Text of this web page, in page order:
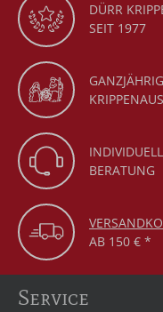
DÜRR
SEIT 1977
BERATUNG
AB 150 € *
Service